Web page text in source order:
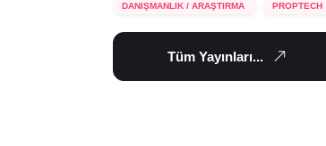
DANIŞMANLIK / ARAŞTIRMA PROPTECH
Tüm Yayınları...